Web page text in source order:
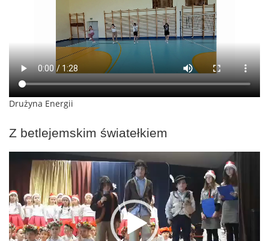
Drużyna Energii
Z betlejemskim światełkiem
Odtwarzacz